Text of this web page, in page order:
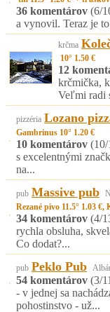
36 komentárov (6/
a vynovil. Teraz je
krčma
10° 1.50 €
12
krčmička,
Veľmi radi
pizzéria Lozano
Gambrinus 10° 1.20 €
10 komentárov (10/
s excelentnými
na...
pub Massive pub
Rezané pivo 11.5° 1.03 €,
34 komentárov (4/
rychla obsluha,
Co dodat?...
pub Peklo Pub
54 komentárov (3/
- v jednej sa
pohostinstvo - už...